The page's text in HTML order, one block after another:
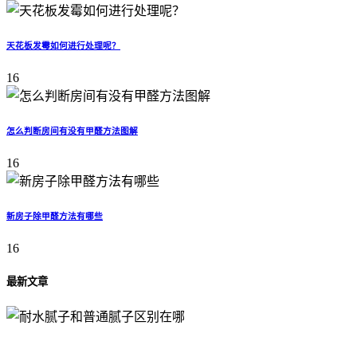
天花板发霉如何进行处理呢？
16
怎么判断房间有没有甲醛方法图解
16
新房子除甲醛方法有哪些
16
最新文章